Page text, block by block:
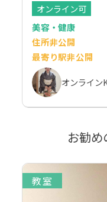
オンライン可
美容・健康
住所非公開
最寄り駅非公開
オンライン
お勧
教室